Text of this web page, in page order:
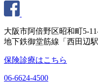
大阪市阿倍野区昭和町5-
地下鉄御堂筋線「西田辺
保険診療はこちら
06-6624-4500